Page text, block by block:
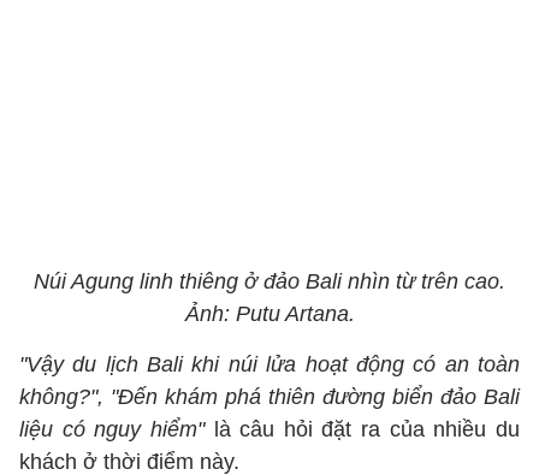
Núi Agung linh thiêng ở đảo Bali nhìn từ trên cao.
Ảnh: Putu Artana.
"Vậy du lịch Bali khi núi lửa hoạt động có an toàn
không?", "Đến khám phá thiên đường biển đảo Bali
liệu có nguy hiểm"là câu hỏi đặt ra của nhiều du
khách ở thời điểm này.